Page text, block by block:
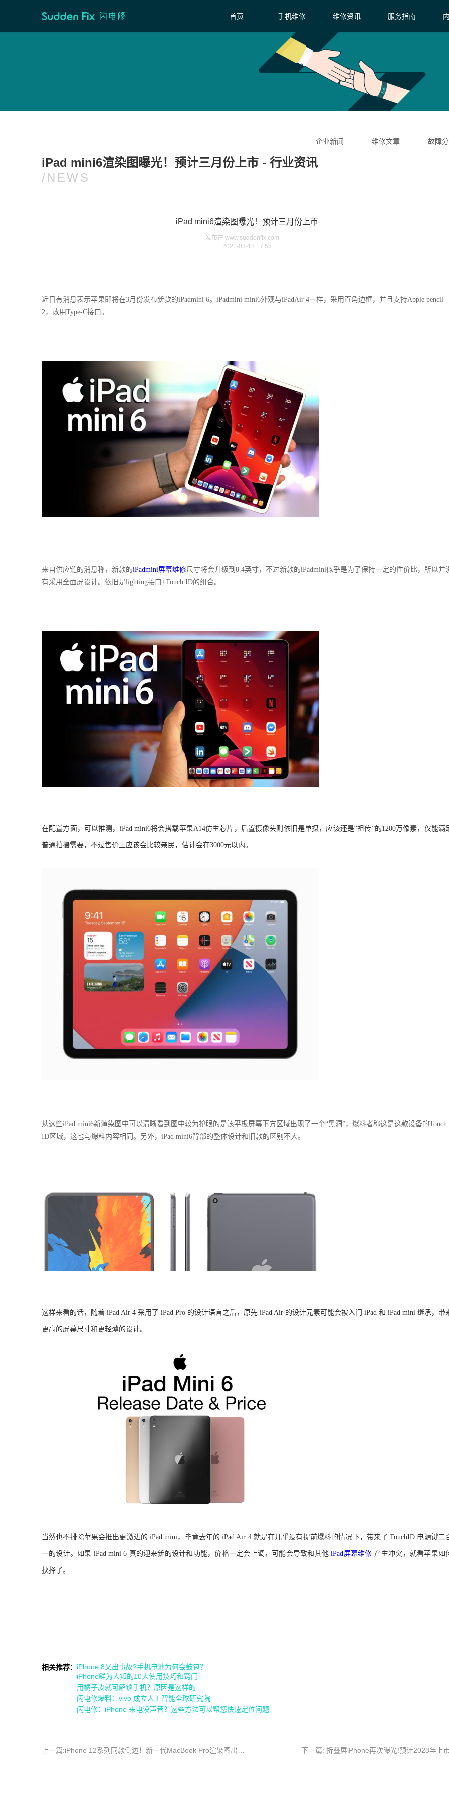
首页 手机维修 维修资讯 服务指南
首页/维修资讯
企业新闻 维修文章 故障
iPad mini6渲染图曝光！预计三月份上市 - 行业资讯
/NEWS
iPad mini6渲染图曝光！预计三月份上市
发布在 www.suddenfix.com
2021-03-18 17:53
近日 有消息表示苹果 即将在3月份发布新款的iPadmini 6。iPadmini mini6外观与iPadAir 4一样，采用直角边框，并且支持Apple pencil
2，改用Type-C接口。
来自供应链的消息称，新款的iPadmini屏幕维修尺寸将会升级到8.4英寸，不过新款的iPadmini似乎是为了保持一定的性价比，所以并
有采用全面屏设计。依旧是lighting接口+Touch ID的组合。
在配置方面，可以推测， iPad mini6将会搭载苹果A14仿生芯片，后置摄像头则依旧是单摄，应该还是“祖传”的1200万像素，仅能满
普通拍摄需要， 不过售价上应该会比较亲民，估计会在3000元以内。
从这些iPad mini6新渲染图中可以清晰看到图中较为抢眼的是该平板屏幕下方区域出现了一个“黑洞”，爆料者称这是这款设备的Touch
ID区域，这也与爆料内容相同。另外，iPad mini6背部的整体设计和旧款的区别不大。
这样来看的话，随着 iPad Air 4 采用了 iPad Pro 的设计语言之后，原先 iPad Air 的设计元素可能会被入门 iPad 和 iPad mini 继承，带
更高的屏幕尺寸和更轻薄的设计。
当然也不排除苹果会推出更激进的 iPad mini，毕竟去年的 iPad Air 4 就是在几乎没有提前爆料的情况下，带来了 TouchID 电源键二
一的设计。如果 iPad mini 6 真的迎来新的设计和功能，价格一定会上调，可能会导致和其他 iPad屏幕维修 产生冲突，就看苹果如
抉择了。
相关推荐： iPhone 8又出事故?手机电池为何会鼓包？
iPhone鲜为人知的10大使用技巧和窍门
用橘子皮就可解锁手机？原因是这样的
闪电修爆料：vivo 成立人工智能全球研究院
闪电修：iPhone 来电没声音？这些方法可以帮您快速定位问题
下一篇: 折叠屏iPhone再次曝光!预计2023年上